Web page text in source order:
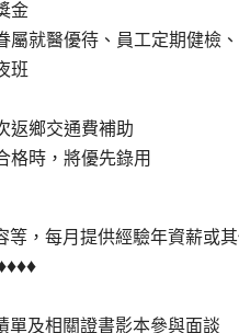
金
就醫優待、員工定期健檢
班
鄉交通費補助
時，將優先錄用
等，每月提供經驗年資薪或
單及相關證書影本參與面談